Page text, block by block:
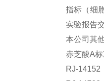
指标（细
实验报告
本公司其
赤芝酸A
RJ-